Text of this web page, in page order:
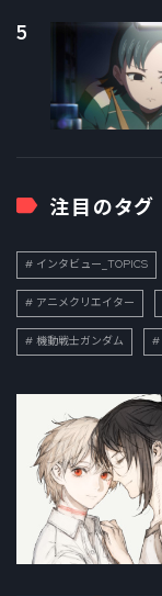
5
注目のタグ
インタビュー_TOPICS
アニメクリエイター
機動戦士ガンダム